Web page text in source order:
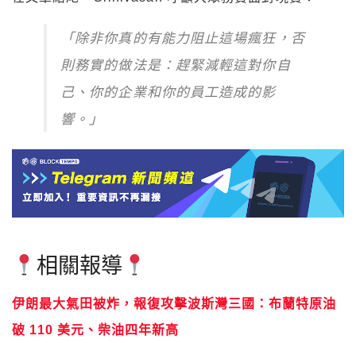
「除非你真的有能力阻止這場瘋狂，否
則務實的做法是：趕緊減輕這對你自
己、你的企業和你的員工造成的影
響。」
相關報導
伊朗最大氣田被炸，報復攻擊波斯灣三國：布蘭特原油
破 110 美元、柴油四年新高